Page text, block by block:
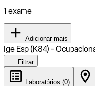
1 exame
Adicionar mais
Ige Esp (K84) -
Filtrar
Laboratórios (0)